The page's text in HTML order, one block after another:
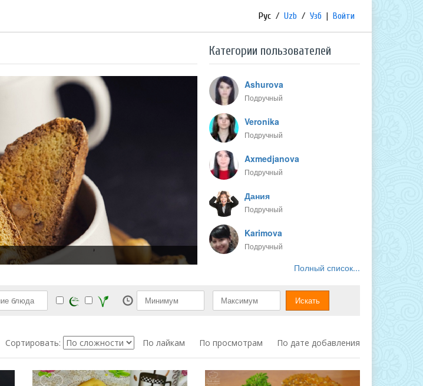
Рус / Uzb / Узб | Войти
Категории пользователей
Ashurova
Подручный
Veronika
Подручный
Axmedjanova
Подручный
Дания
Подручный
Karimova
Подручный
Полный список...
Сортировать: По лайкам По просмотрам По дате добавления